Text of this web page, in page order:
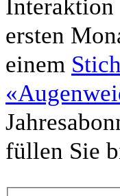
Interaktion
ersten
einem
füllen Sie